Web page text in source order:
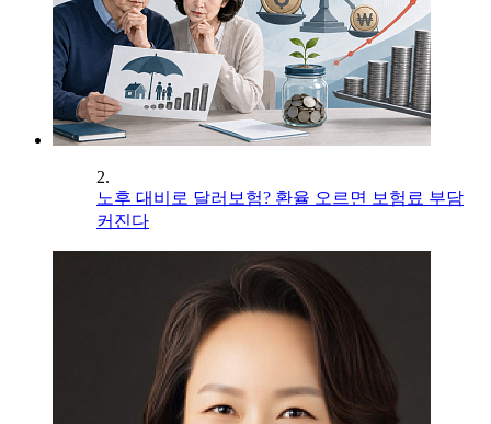
2.
노후 대비로 달러보험? 환율 오르면 보험료 부담
커진다